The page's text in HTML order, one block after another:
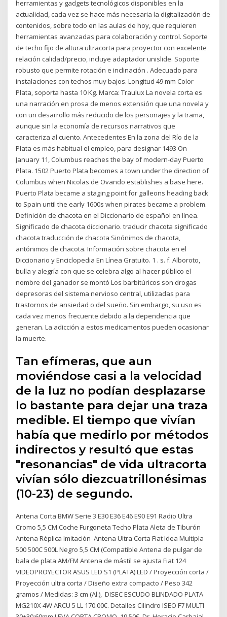
herramientas y gadgets tecnológicos disponibles en la
actualidad, cada vez se hace más necesaria la digitalización de
contenidos, sobre todo en las aulas de hoy, que requieren
herramientas avanzadas para colaboración y control. Soporte
de techo fijo de altura ultracorta para proyector con excelente
relación calidad/precio, incluye adaptador unislide. Soporte
robusto que permite rotación e inclinación . Adecuado para
instalaciones con techos muy bajos. Longitud 49 mm Color
Plata, soporta hasta 10 Kg. Marca: Traulux La novela corta es
una narración en prosa de menos extensión que una novela y
con un desarrollo más reducido de los personajes y la trama,
aunque sin la economía de recursos narrativos que
caracteriza al cuento. Antecedentes En la zona del Río de la
Plata es más habitual el empleo, para designar 1493 On
January 11, Columbus reaches the bay of modern-day Puerto
Plata. 1502 Puerto Plata becomes a town under the direction of
Columbus when Nicolas de Ovando establishes a base here.
Puerto Plata became a staging point for galleons heading back
to Spain until the early 1600s when pirates became a problem.
Definición de chacota en el Diccionario de español en línea.
Significado de chacota diccionario. traducir chacota significado
chacota traducción de chacota Sinónimos de chacota,
antónimos de chacota. Información sobre chacota en el
Diccionario y Enciclopedia En Línea Gratuito. 1 . s. f. Alboroto,
bulla y alegría con que se celebra algo al hacer público el
nombre del ganador se montó Los barbitúricos son drogas
depresoras del sistema nervioso central, utilizadas para
trastornos de ansiedad o del sueño. Sin embargo, su uso es
cada vez menos frecuente debido a la dependencia que
generan. La adicción a estos medicamentos pueden ocasionar
la muerte.
Tan efímeras, que aun
moviéndose casi a la velocidad
de la luz no podían desplazarse
lo bastante para dejar una traza
medible. El tiempo que vivían
había que medirlo por métodos
indirectos y resultó que estas
"resonancias" de vida ultracorta
vivían sólo diezcuatrillonésimas
(10-23) de segundo.
Antena Corta BMW Serie 3 E30 E36 E46 E90 E91 Radio Ultra
Cromo 5,5 CM Coche Furgoneta Techo Plata Aleta de Tiburón
Antena Réplica Imitación Antena Ultra Corta Fiat Idea Multipla
500 500C 500L Negro 5,5 CM (Compatible Antena de pulgar de
bala de plata AM/FM Antena de mástil se ajusta Fiat 124
VIDEOPROYECTOR ASUS LED S1 (PLATA) LED / Proyección corta /
Proyección ultra corta / Diseño extra compacto / Peso 342
gramos / Medidas: 3 cm (Al.), DISEC ESCUDO BLINDADO PLATA
MG210X 4W ARCU 5 LL 170.00€. Detalles Cilindro ISEO F7 MULTI